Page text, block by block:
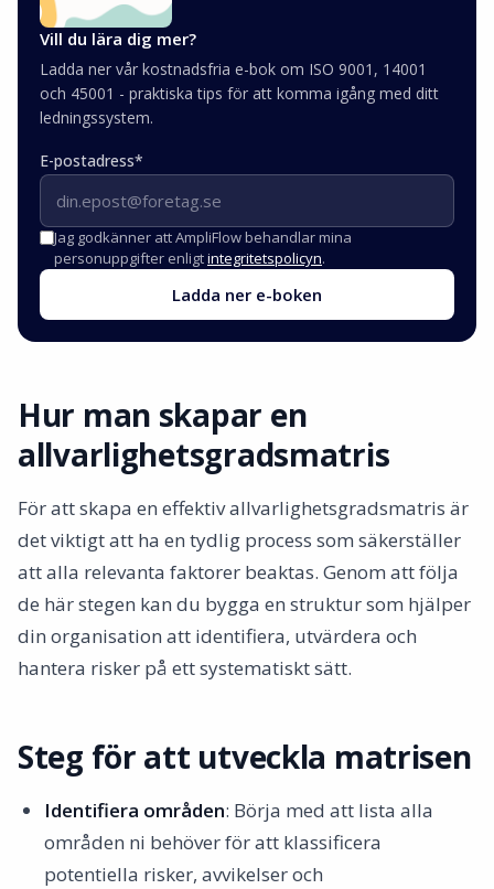
Vill du lära dig mer?
Ladda ner vår kostnadsfria e-bok om ISO 9001, 14001
och 45001 - praktiska tips för att komma igång med ditt
ledningssystem.
E-postadress*
Jag godkänner att AmpliFlow behandlar mina
personuppgifter enligtintegritetspolicyn.
Ladda ner e-boken
Hur man skapar en
allvarlighetsgradsmatris
För att skapa en effektiv allvarlighetsgradsmatris är
det viktigt att ha en tydlig process som säkerställer
att alla relevanta faktorer beaktas. Genom att följa
de här stegen kan du bygga en struktur som hjälper
din organisation att identifiera, utvärdera och
hantera risker på ett systematiskt sätt.
Steg för att utveckla matrisen
Identifiera områden: Börja med att lista alla
områden ni behöver för att klassificera
potentiella risker, avvikelser och